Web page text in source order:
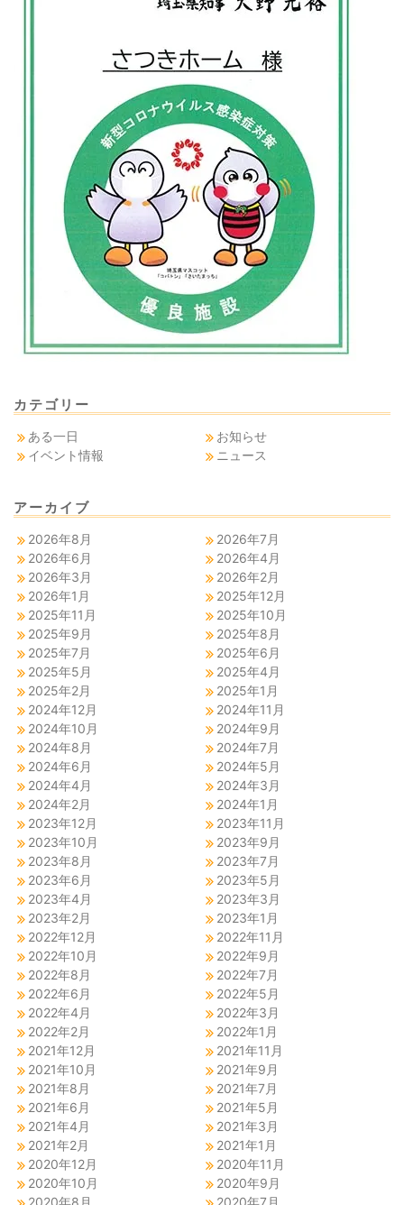
カテゴリー
ある一日
お知らせ
イベント情報
ニュース
アーカイブ
2026年8月
2026年7月
2026年6月
2026年4月
2026年3月
2026年2月
2026年1月
2025年12月
2025年11月
2025年10月
2025年9月
2025年8月
2025年7月
2025年6月
2025年5月
2025年4月
2025年2月
2025年1月
2024年12月
2024年11月
2024年10月
2024年9月
2024年8月
2024年7月
2024年6月
2024年5月
2024年4月
2024年3月
2024年2月
2024年1月
2023年12月
2023年11月
2023年10月
2023年9月
2023年8月
2023年7月
2023年6月
2023年5月
2023年4月
2023年3月
2023年2月
2023年1月
2022年12月
2022年11月
2022年10月
2022年9月
2022年8月
2022年7月
2022年6月
2022年5月
2022年4月
2022年3月
2022年2月
2022年1月
2021年12月
2021年11月
2021年10月
2021年9月
2021年8月
2021年7月
2021年6月
2021年5月
2021年4月
2021年3月
2021年2月
2021年1月
2020年12月
2020年11月
2020年10月
2020年9月
2020年8月
2020年7月